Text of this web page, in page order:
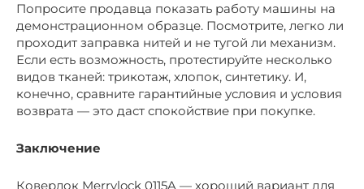
Попросите продавца показать работу машины на
демонстрационном образце. Посмотрите, легко ли
проходит заправка нитей и не тугой ли механизм.
Если есть возможность, протестируйте несколько
видов тканей: трикотаж, хлопок, синтетику. И,
конечно, сравните гарантийные условия и условия
возврата — это даст спокойствие при покупке.
Заключение
Коверлок Merrylock 0115A — хороший вариант для